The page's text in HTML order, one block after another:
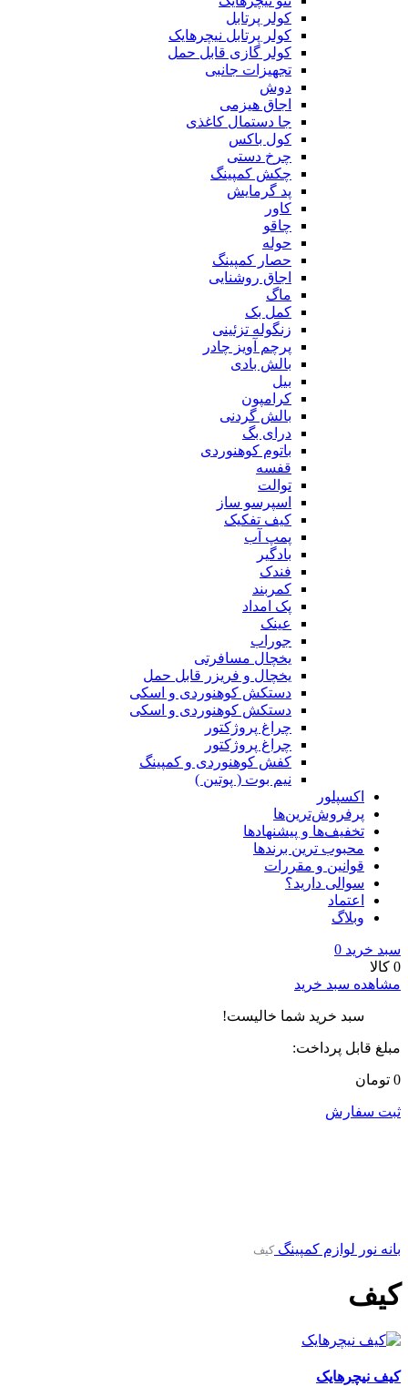
کولر پرتابل
کولر پرتابل نیچرهایک
کولر گازی قابل حمل
تجهیزات جانبی
دوش
اجاق هیزمی
جا دستمال کاغذی
کول باکس
چرخ دستی
چکش کمپینگ
پد گرمایش
کاور
چاقو
حوله
حصار کمپینگ
اجاق روشنایی
ماگ
کمل بک
زنگوله تزئینی
پرچم آویز چادر
بالش بادی
بیل
کرامپون
بالش گردنی
درای بگ
باتوم کوهنوردی
قفسه
توالت
اسپرسو ساز
کیف تفکیک
پمپ آب
بادگیر
فندک
کمربند
پک امداد
عینک
جوراب
یخچال مسافرتی
یخچال و فریزر قابل حمل
دستکش کوهنوردی و اسکی
دستکش کوهنوردی و اسکی
چراغ پروژکتور
چراغ پروژکتور
کفش کوهنوردی و کمپینگ
نیم بوت ( پوتین )
اکسپلور
پرفروش‌ترین‌ها
تخفیف‌ها و پیشنهادها
محبوب ترین برندها
قوانین و مقررات
سوالی دارید؟
اعتماد
وبلاگ
سبد خرید 0
0 کالا
مشاهده سبد خرید
سبد خرید شما خالیست!
مبلغ قابل پرداخت:
0 تومان
ثبت سفارش
بانه نور لوازم کمپینگ کیف
کیف
کیف نیچرهایک